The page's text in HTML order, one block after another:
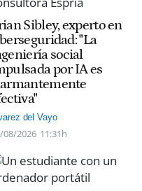
Sibley, experto en
"La
social
por IA es
del Vayo
08/2026 11:31h